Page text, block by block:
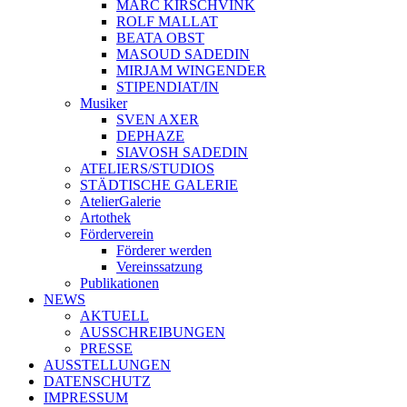
MARC KIRSCHVINK
ROLF MALLAT
BEATA OBST
MASOUD SADEDIN
MIRJAM WINGENDER
STIPENDIAT/IN
Musiker
SVEN AXER
DEPHAZE
SIAVOSH SADEDIN
ATELIERS/STUDIOS
STÄDTISCHE GALERIE
AtelierGalerie
Artothek
Förderverein
Förderer werden
Vereinssatzung
Publikationen
NEWS
AKTUELL
AUSSCHREIBUNGEN
PRESSE
AUSSTELLUNGEN
DATENSCHUTZ
IMPRESSUM